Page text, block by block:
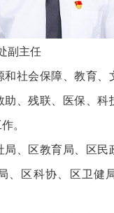
主任
社会保障、教育、
助、残联、医保、科
。
区教育局、区民
、区科协、区卫健